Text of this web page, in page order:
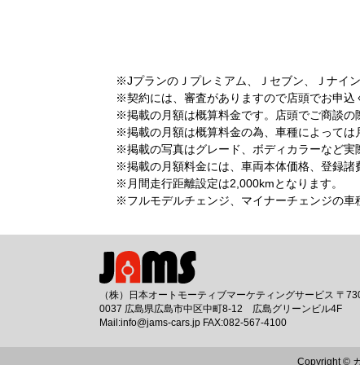
※JプランのＪプレミアム、Ｊセブン、Ｊナイ
※契約には、審査がありますので店頭でお申込
※掲載の月額は概算料金です。店頭でご商談の
※掲載の月額は概算料金の為、車種によっては
※掲載の写真はグレード、ボディカラーなど実
※掲載の月額料金には、車両本体価格、登録諸
※月間走行距離設定は2,000kmとなります。
※フルモデルチェンジ、マイナーチェンジの車
（株）日本オートモーティブマーケティングサービス 〒
0037 広島県広島市中区中町8-12 広島グリーンビル4F
Mail:info@jams-cars.jp FAX:082-567-4100
Copyright ©